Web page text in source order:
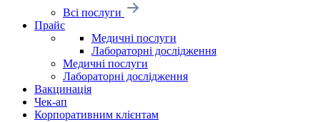
Всі послуги
Прайс
Медичні послуги
Лабораторні дослідження
Медичні послуги
Лабораторні дослідження
Вакцинація
Чек-ап
Корпоративним клієнтам